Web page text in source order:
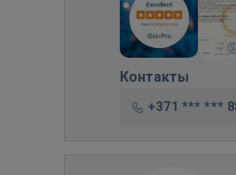
Контакты
+371 *** ***